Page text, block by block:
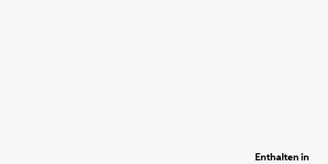
Enthalten in